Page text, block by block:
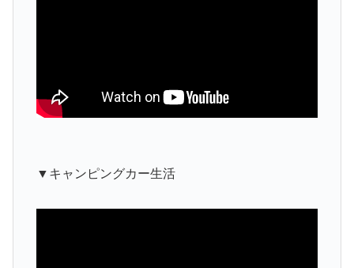
▼キャンピングカー生活